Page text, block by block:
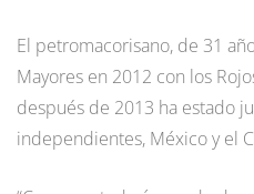
El petromacorisano, de 31
Mayores en 2012 con los
después de 2013 ha estado
independientes, México y el